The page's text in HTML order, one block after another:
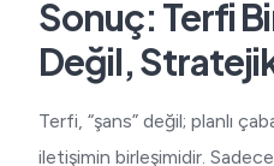
Sonuç: Terfi
Değil,
Terfi, “şans” değil; planlı
iletişimin birleşimidir.